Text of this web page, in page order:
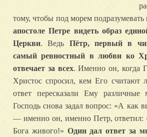
тому, чтобы под морем
апостоле Петре видеть образ
Церкви. Ведь Пётр, первый в
самый ревностный в любви ко
отвечает за всех. Именно он, когда
Христос спросил, кем Его считают
ответ пересказали Ему
Господь снова задал вопрос: «А как
— именно он, именно Петр,
Бога живого!» Один дал ответ за